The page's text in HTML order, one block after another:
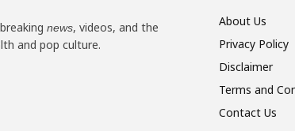
news, videos, and the
and pop culture.
About Us
Privacy Policy
Disclaimer
Terms and
Contact Us